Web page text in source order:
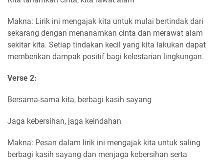
Makna: Lirik ini mengajak kita untuk mulai bertindak dari
sekarang dengan menanamkan cinta dan merawat alam
sekitar kita. Setiap tindakan kecil yang kita lakukan dapat
memberikan dampak positif bagi kelestarian lingkungan.
Verse 2:
Bersama-sama kita, berbagi kasih sayang
Jaga kebersihan, jaga keindahan
Makna: Pesan dalam lirik ini mengajak kita untuk saling
berbagi kasih sayang dan menjaga kebersihan serta